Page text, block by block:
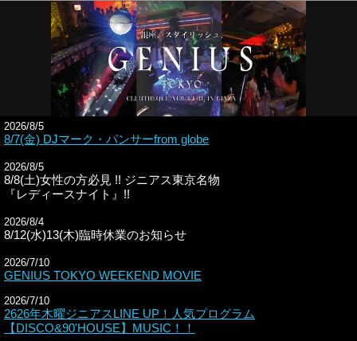
2026/8/5
8/7(金) DJマーク・パンサーfrom globe
2026/8/5
8/8(土)女性の方必見 !! ジニアス東京名物
『レディースナイト』!!
2026/8/4
8/12(水)13(木)臨時休業のお知らせ
2026/7/10
GENIUS TOKYO WEEKEND MOVIE
2026/7/10
2626年木曜ジニアスLINE UP！人気プログラム
【DISCO&90'HOUSE】MUSIC！！